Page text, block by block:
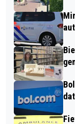
MOGELIJK!